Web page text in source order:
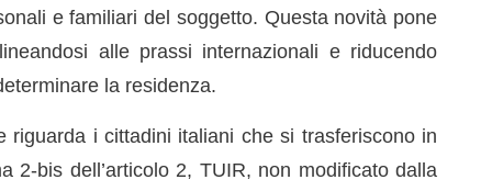
e familiari del soggetto. Questa novità pone
alle prassi internazionali e riducendo
la residenza.
riguarda i cittadini italiani che si trasferiscono in
2-bis dell’articolo 2, TUIR, non modificato dalla